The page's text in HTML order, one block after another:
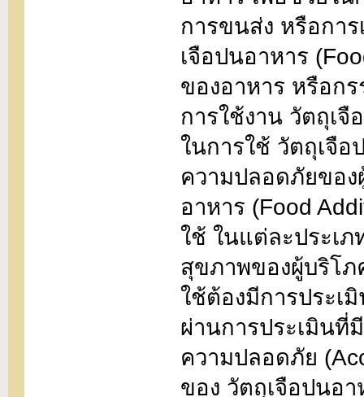
การขนส่ง หรือกา
เจือปนอาหาร
ของอาหาร หรือก
การใช้งาน วัตถุเจื
ในการใช้ วัตถุเจือ
ความปลอดภัยขอ
อาหาร (Food
ใช้ ในแต่ละประเภ
สุขภาพของผู้บริโภ
ใช้ต้องมีการประเ
ผ่านการประเมินที่
ความปลอดภัย
ของ วัตถุเจือปนอ